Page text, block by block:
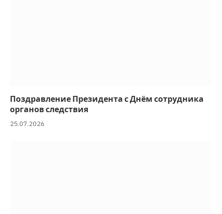
Поздравление Президента с Днём сотрудника
органов следствия
25.07.2026